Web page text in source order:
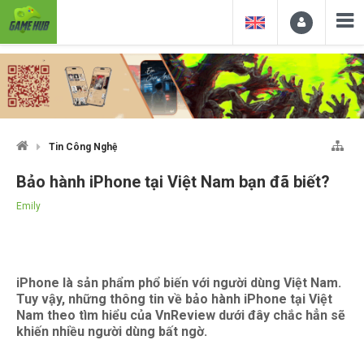
Tin Công Nghệ
Bảo hành iPhone tại Việt Nam bạn đã biết?
Emily
iPhone là sản phẩm phổ biến với người dùng Việt Nam.
Tuy vậy, những thông tin về bảo hành iPhone tại Việt
Nam theo tìm hiểu của VnReview dưới đây chắc hẳn sẽ
khiến nhiều người dùng bất ngờ.